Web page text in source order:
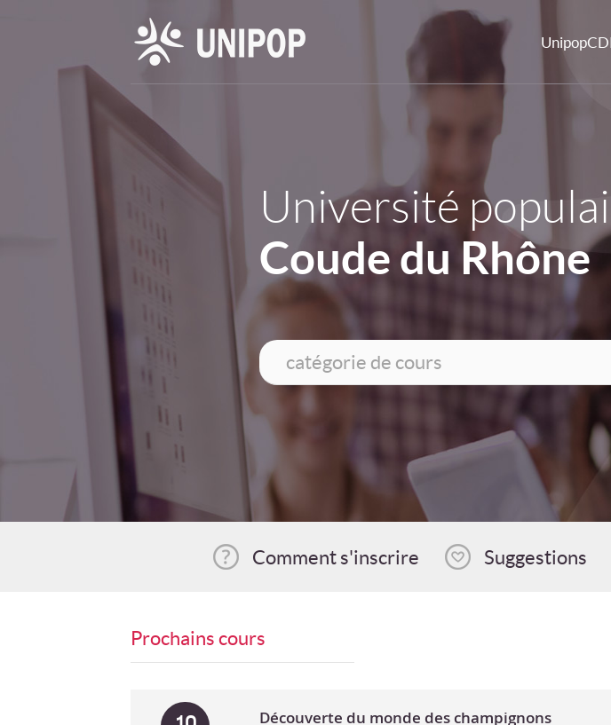
Université
Coude du Rhône
Comment s'inscrire Suggestions
Prochains cours
Découverte du monde des champignons